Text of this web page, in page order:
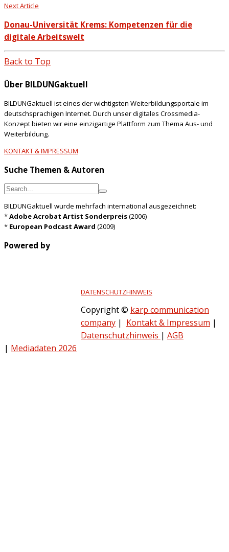
Next Article
Donau-Universität Krems: Kompetenzen für die
digitale Arbeitswelt
Back to Top
Über BILDUNGaktuell
BILDUNGaktuell ist eines der wichtigsten Weiterbildungsportale im
deutschsprachigen Internet. Durch unser digitales Crossmedia-
Konzept bieten wir eine einzigartige Plattform zum Thema Aus- und
Weiterbildung.
KONTAKT & IMPRESSUM
Suche Themen & Autoren
BILDUNGaktuell wurde mehrfach international ausgezeichnet:
*Adobe Acrobat Artist Sonderpreis(2006)
* European Podcast Award (2009)
Powered by
DATENSCHUTZHINWEIS
Copyright © karp communication
company | Kontakt & Impressum |
Datenschutzhinweis | AGB
| Mediadaten 2026